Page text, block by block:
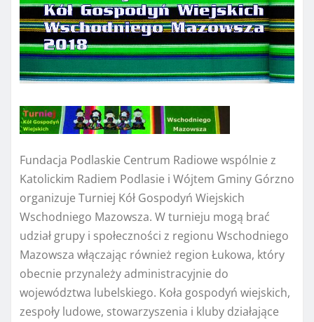
Fundacja Podlaskie Centrum Radiowe wspólnie z
Katolickim Radiem Podlasie i Wójtem Gminy Górzno
organizuje Turniej Kół Gospodyń Wiejskich
Wschodniego Mazowsza. W turnieju mogą brać
udział grupy i społeczności z regionu Wschodniego
Mazowsza włączając również region Łukowa, który
obecnie przynależy administracyjnie do
województwa lubelskiego. Koła gospodyń wiejskich,
zespoły ludowe, stowarzyszenia i kluby działające